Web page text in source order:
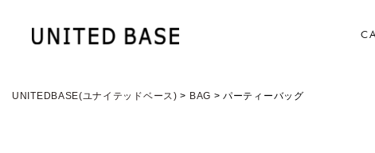
UNITEDBASE(ユナイテッドベース) BAG パーティーバッグ